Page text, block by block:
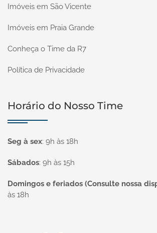
Imóveis em São Vicente
Imóveis em Praia Grande
Conheça o Time da R7
Política de Privacidade
Horário do Nosso Time
Seg à sex: 9h às 18h
Sábados: 9h às 15h
Domingos e feriados (Consulte nossa
às 18h